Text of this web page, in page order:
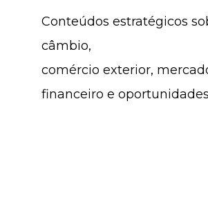
Conteúdos estratégicos
câmbio,
comércio exterior,
financeiro e